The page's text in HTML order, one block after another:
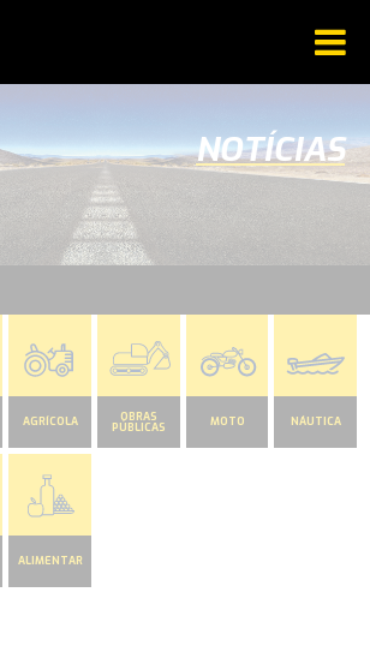
NOTÍCIAS
AGRÍCOLA OBRAS
PÚBLICAS MOTO NÁUTICA
ALIMENTAR